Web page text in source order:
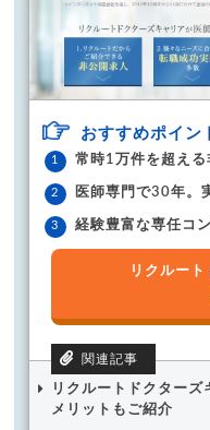
おすすめポイン
常時1万件を超え
医師専門で30年。
経験豊富な専任コ
リクルー
リクルートドクター
メリットもご紹介